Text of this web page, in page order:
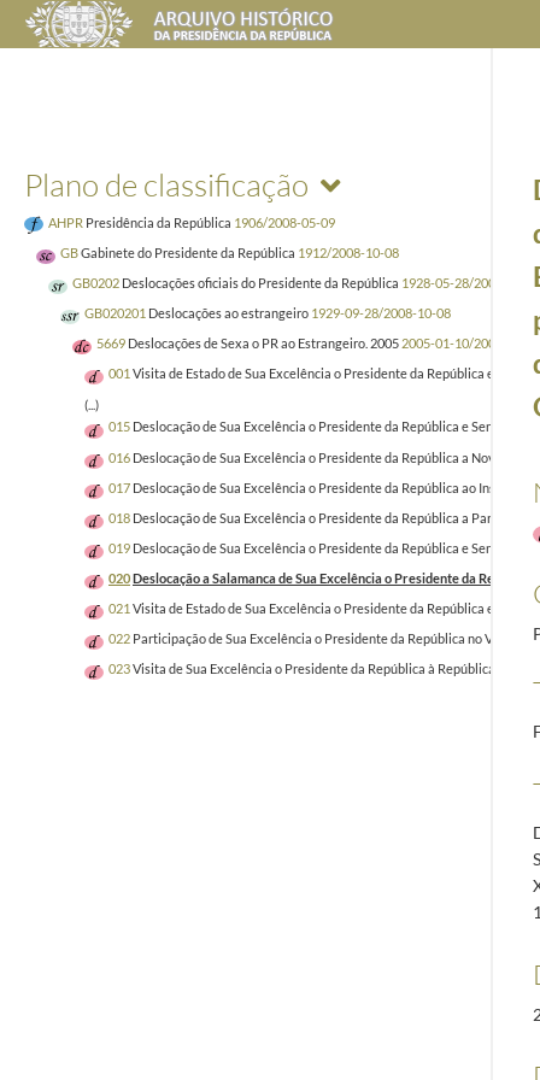
Plano de classificação
AHPR Presidência da República 1906/2008-05-09
GBGabinete do Presidente da República 1912/2008-10-08
GB0202 Deslocações oficiais do Presidente da República 1928-05-28/2008-10-08
GB020201 Deslocações ao estrangeiro 1929-09-28/2008-10-08
5669 Deslocações de Sexa o PR ao Estrangeiro. 2005 2005-01-10/2005-11-11
001 Visita de Estado de Sua Excelência o Presidente da República e
(...)
015 Deslocação de Sua Excelência o Presidente da República e Senhora
016 Deslocação de Sua Excelência o Presidente da República a Nova
017 Deslocação de Sua Excelência o Presidente da República ao Instituto
018 Deslocação de Sua Excelência o Presidente da República a Paris, por
019 Deslocação de Sua Excelência o Presidente da República e Senhora
020Deslocação a Salamanca de Sua Excelência o Presidente da
021 Visita de Estado de Sua Excelência o Presidente da República e
022 Participação de Sua Excelência o Presidente da República no VI Foro
023Visita de Sua Excelência o Presidente da República à República de